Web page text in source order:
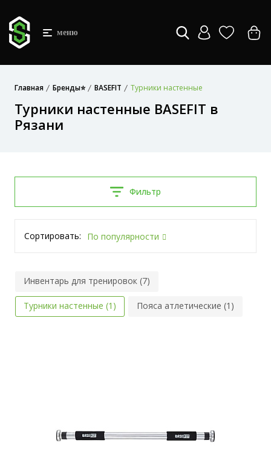
меню
Главная Бренды⭐ BASEFIT Турники настенные
Турники настенные BASEFIT в
Рязани
Фильтр
Сортировать: По популярности
Инвентарь для тренировок (7)
Турники настенные (1) Пояса атлетические (1)